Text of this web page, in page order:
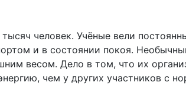
человек. Учёные вели
и в состоянии покоя.
весом. Дело в том, что их
чем у других участников с